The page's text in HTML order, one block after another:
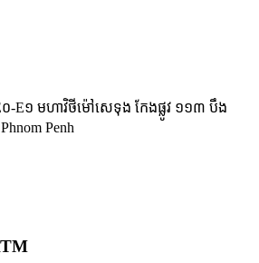
-E១ មហាវិថីម៉ៅសេទុង កែងផ្លូវ ១១៣ បឹង
Phnom Penh